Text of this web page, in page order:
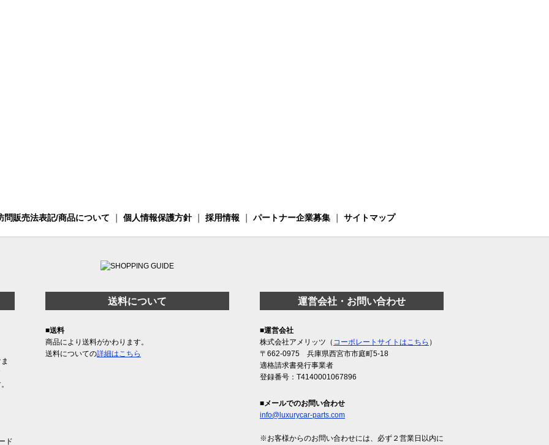
問販売法表記/商品について 個人情報保護方針｜ 採用情報 パートナー企業募集 サイトマップ
ド
送料について
■送料
商品により送料がかわります。
送料についての詳細はこちら
運営会社・お問い合わせ
■運営会社
株式会社アメリッツ（ コーポレートサイトはこちら ）
〒662-0975 兵庫県西宮市市庭町5-18
適格請求書発行事業者
登録番号：T4140001067896
■メールでのお問い合わせ
info@luxurycar-parts.com
※お客様からのお問い合わせには、必ず２営業日以内に